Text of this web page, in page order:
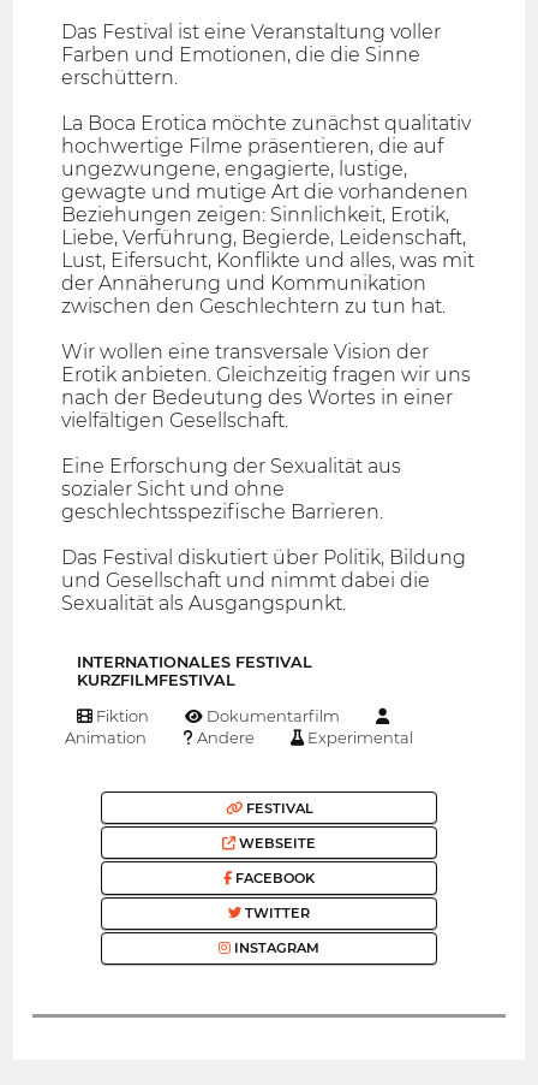
Das Festival ist eine Veranstaltung voller
Farben und Emotionen, die die Sinne
erschüttern.
La Boca Erotica möchte zunächst qualitativ
hochwertige Filme präsentieren, die auf
ungezwungene, engagierte, lustige,
gewagte und mutige Art die vorhandenen
Beziehungen zeigen: Sinnlichkeit, Erotik,
Liebe, Verführung, Begierde, Leidenschaft,
Lust, Eifersucht, Konflikte und alles, was mit
der Annäherung und Kommunikation
zwischen den Geschlechtern zu tun hat.
Wir wollen eine transversale Vision der
Erotik anbieten. Gleichzeitig fragen wir uns
nach der Bedeutung des Wortes in einer
vielfältigen Gesellschaft.
Eine Erforschung der Sexualität aus
sozialer Sicht und ohne
geschlechtsspezifische Barrieren.
Das Festival diskutiert über Politik, Bildung
und Gesellschaft und nimmt dabei die
Sexualität als Ausgangspunkt.
INTERNATIONALES FESTIVAL
KURZFILMFESTIVAL
Fiktion
Dokumentarfilm
Animation
Andere Experimental
FESTIVAL
WEBSEITE
FACEBOOK
TWITTER
INSTAGRAM